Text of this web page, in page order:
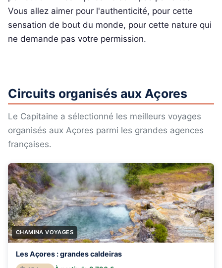
Vous allez aimer pour l'authenticité, pour cette
sensation de bout du monde, pour cette nature qui
ne demande pas votre permission.
Circuits organisés aux Açores
Le Capitaine a sélectionné les meilleurs voyages
organisés aux Açores parmi les grandes agences
françaises.
CHAMINA VOYAGES
Les Açores : grandes caldeiras